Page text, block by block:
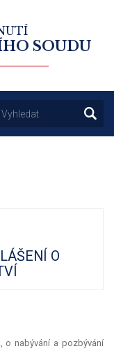
SOUDU
O
o nabývání a pozbývání